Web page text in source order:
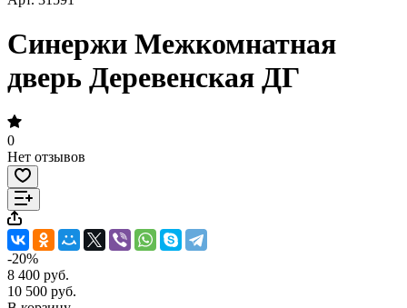
Синержи Межкомнатная
дверь Деревенская ДГ
0
Нет отзывов
-20%
8 400 руб.
10 500 руб.